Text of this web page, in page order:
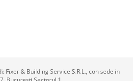
Fixer & Building Service S.R.L., con sede in